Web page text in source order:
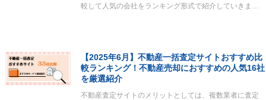
較して人気の会社をランキング形式で紹介していきま…
【2025年6月】不動産一括査定サイトおすすめ比
較ランキング！不動産売却におすすめの人気16社
を厳選紹介
不動産査定サイトのメリットとしては、複数業者に査定